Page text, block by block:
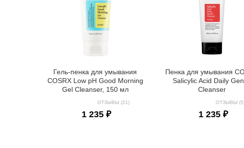
Гель-пенка для умывания
COSRX Low pH Good Morning
Gel Cleanser, 150 мл
ОТЗЫВЫ (21)
1 235 ₽
Пенка для умывания
Salicylic Acid Daily
Cleanser
ОТЗЫВЫ
1 235 ₽